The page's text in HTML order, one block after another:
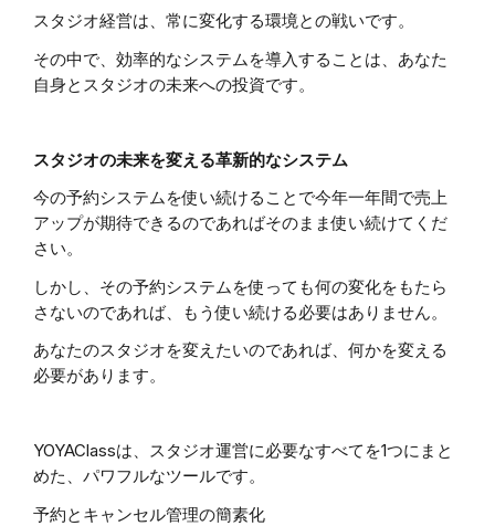
スタジオ経営は、常に変化する環境との戦いです。
その中で、効率的なシステムを導入することは、あなた
自身とスタジオの未来への投資です。
スタジオの未来を変える革新的なシステム
今の予約システムを使い続けることで今年一年間で売上
アップが期待できるのであればそのまま使い続けてくだ
さい。
しかし、その予約システムを使っても何の変化をもたら
さないのであれば、もう使い続ける必要はありません。
あなたのスタジオを変えたいのであれば、何かを変える
必要があります。
YOYAClassは、スタジオ運営に必要なすべてを1つにまと
めた、パワフルなツールです。
予約とキャンセル管理の簡素化